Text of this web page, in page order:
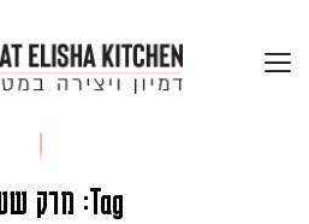
Tag: מרק שעועית